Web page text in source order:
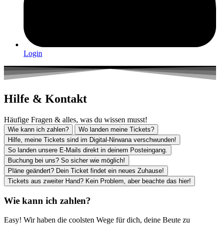
Login
Hilfe & Kontakt
Häufige Fragen & alles, was du wissen musst!
Wie kann ich zahlen?
Wo landen meine Tickets?
Hilfe, meine Tickets sind im Digital-Nirwana verschwunden!
So landen unsere E-Mails direkt in deinem Posteingang.
Buchung bei uns? So sicher wie möglich!
Pläne geändert? Dein Ticket findet ein neues Zuhause!
Tickets aus zweiter Hand? Kein Problem, aber beachte das hier!
Wie kann ich zahlen?
Easy! Wir haben die coolsten Wege für dich, deine Beute zu